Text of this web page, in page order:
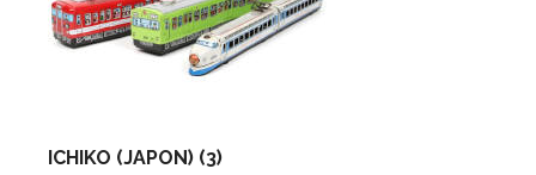
ICHIKO (JAPON) (3)